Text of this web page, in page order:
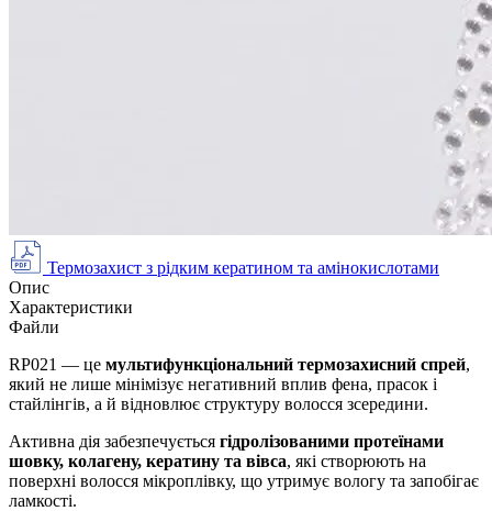
Термозахист з рідким кератином та амінокислотами
Опис
Характеристики
Файли
RP021 — це мультифункціональний термозахисний спрей,
який не лише мінімізує негативний вплив фена, прасок і
стайлінгів, а й відновлює структуру волосся зсередини.
Активна дія забезпечується гідролізованими протеїнами
шовку, колагену, кератину та вівса, які створюють на
поверхні волосся мікроплівку, що утримує вологу та запобігає
ламкості.